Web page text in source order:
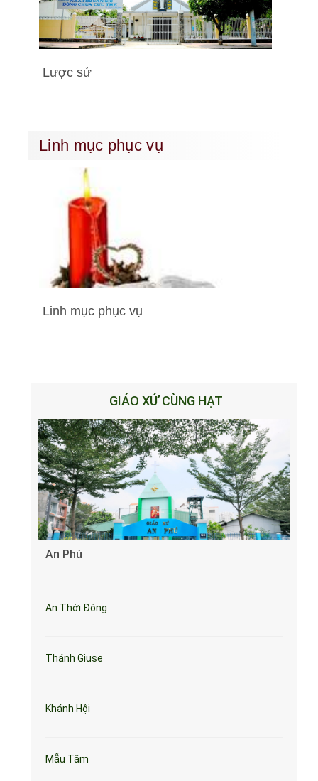
Lược sử
Linh mục phục vụ
Linh mục phục vụ
GIÁO XỨ CÙNG HẠT
An Phú
An Thới Đông
Thánh Giuse
Khánh Hội
Mẫu Tâm